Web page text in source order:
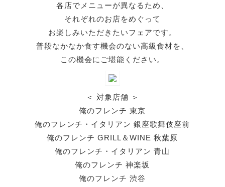
各店でメニューが異なるため、
それぞれのお店をめぐって
お楽しみいただきたいフェアです。
普段なかなか食す機会のない高級食材を、
この機会にご堪能ください。
＜ 対象店舗 ＞
俺のフレンチ 東京
俺のフレンチ・イタリアン 銀座歌舞伎座前
俺のフレンチ GRILL＆WINE 秋葉原
俺のフレンチ・イタリアン 青山
俺のフレンチ 神楽坂
俺のフレンチ 渋谷